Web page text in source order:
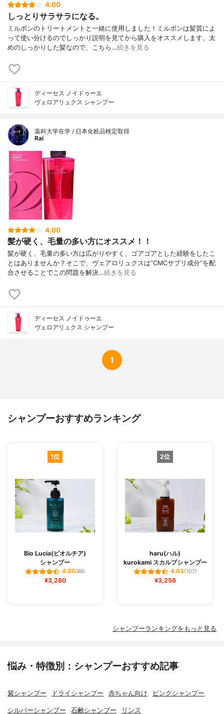
ａ、乳酸Nａ、(アミノエチルアミノプロピ
ルメチコン/ジメチコン)コポリマー、酢酸、
クエン酸、BG、グリセリン、ヘキシレング
リコール、エタノール、水酸化Nａ、BHT、
EDTA-2Nａ、エチドロン酸、ペンテト酸5N
4.00
しっとりサラサラになる。
ミルボンのトリートメントと一緒に使用しました！ミルボンは髪質によ
って使い分けるのでしっかり説明を見てから購入をオススメします。太
めのしっかりした髪なので、こちら…続きを見る
ディーセス ノイドゥーエ
ヴェロアリュクス シャンプー
薬科大学在学 / 日本化粧品検定取得
Rai
4.00
髪が硬く、毛量の多い方にオススメ！！
髪が硬く、毛量の多い方は広がりやすく、ゴアゴアとした経験をしたこ
とはありませんか？そこで、ヴェアロリュクスは”CMCサプリ成分”を配
合させることでこの問題を解決…続きを見る
ディーセス ノイドゥーエ
ヴェロアリュクス シャンプー
1
シャンプーおすすめランキング
1位
Bio Lucia(ビオルチア)
シャンプー
4.05(86)
¥3,280
2位
haru(ハル)
kurokami スカルプシャンプー
4.03(107)
¥3,256
シャンプーランキングをもっと見る
悩み・特徴別：シャンプーおすすめ記事
紫シャンプー ドライシャンプー 赤ちゃん向け ピンクシャンプー
シルバーシャンプー 石鹸シャンプー リンス